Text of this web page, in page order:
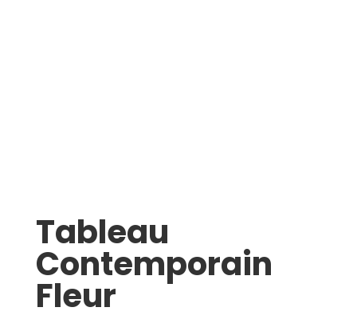
Tableau
Contemporain
Fleur